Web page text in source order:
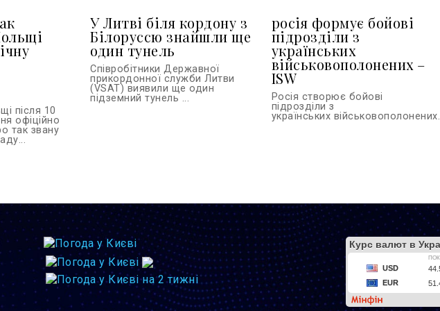
після 10
офіційно
так звану
У Литві біля кордону з
Білоруссю знайшли ще
один тунель
Співробітники Державної
прикордонної служби Литви
(VSAT) виявили ще один
підземний тунель ...
росія формує бойові
підрозділи з
українських
військовополонених –
ISW
Росія створює бойові
підрозділи з
українських військовополонених...